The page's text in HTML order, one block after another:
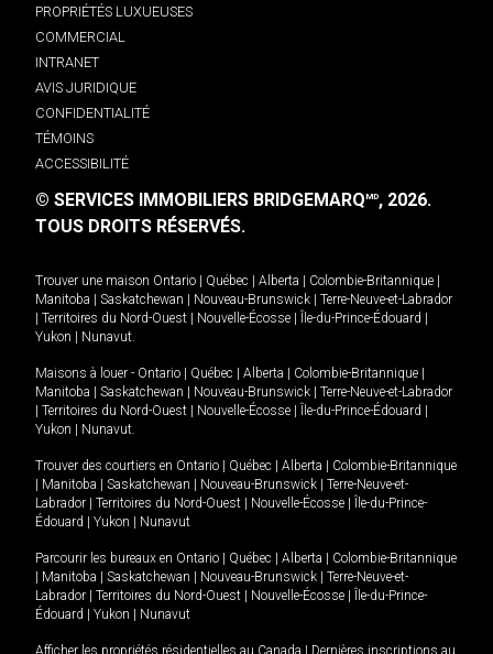
PROPRIÉTÉS LUXUEUSES
COMMERCIAL
INTRANET
AVIS JURIDIQUE
CONFIDENTIALITÉ
TÉMOINS
ACCESSIBILITÉ
© SERVICES IMMOBILIERS BRIDGEMARQMD, 2026.
TOUS DROITS RÉSERVÉS.
Trouver une maison Ontario Québec Alberta Colombie-Britannique
Manitoba
Saskatchewan Nouveau-Brunswick
Terre-Neuve-et-Labrador
Territoires du Nord-Ouest Nouvelle-Écosse Île-du-Prince-Édouard
Yukon
Nunavut.
Maisons à louer - Ontario Québec Alberta Colombie-Britannique
Manitoba
Saskatchewan Nouveau-Brunswick
Terre-Neuve-et-Labrador
Territoires du Nord-Ouest Nouvelle-Écosse Île-du-Prince-Édouard
Yukon
Nunavut.
Trouver des courtiers en Ontario Québec Alberta
Colombie-Britannique
Manitoba Saskatchewan Nouveau-Brunswick
Terre-Neuve-et-
Labrador
Territoires du Nord-Ouest Nouvelle-Écosse
Île-du-Prince-
Édouard
Yukon Nunavut
Parcourir les bureaux en Ontario Québec Alberta
Colombie-Britannique
Manitoba Saskatchewan Nouveau-Brunswick
Terre-Neuve-et-
Labrador
Territoires du Nord-Ouest Nouvelle-Écosse
Île-du-Prince-
Édouard
Yukon Nunavut
Afficher les propriétés résidentielles au Canada
Dernières inscriptions au